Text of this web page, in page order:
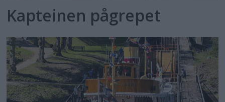
Kapteinen pågrepet